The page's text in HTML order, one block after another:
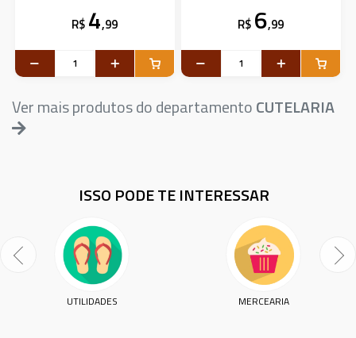
R$ 4,99 R$ 6,99
Ver mais produtos do departamentoCUTELARIA
ISSO PODE TE INTERESSAR
UTILIDADES MERCEARIA